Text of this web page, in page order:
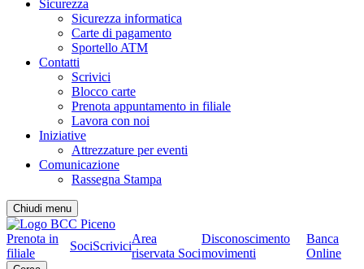
Sicurezza
Sicurezza informatica
Carte di pagamento
Sportello ATM
Contatti
Scrivici
Blocco carte
Prenota appuntamento in filiale
Lavora con noi
Iniziative
Attrezzature per eventi
Comunicazione
Rassegna Stampa
Chiudi menu
Prenota in
filiale
SociScrivici
Area
riservata Soci
Disconoscimento
movimenti
Banca
Online